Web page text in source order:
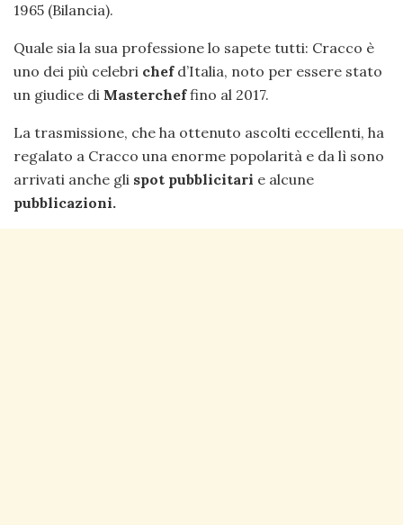
1965 (Bilancia).
Quale sia la sua professione lo sapete tutti: Cracco è
uno dei più celebri chefd’Italia, noto per essere stato
un giudice di Mastercheffino al 2017.
La trasmissione, che ha ottenuto ascolti eccellenti, ha
regalato a Cracco una enorme popolarità e da lì sono
arrivati anche gli spot pubblicitari e alcune
pubblicazioni.